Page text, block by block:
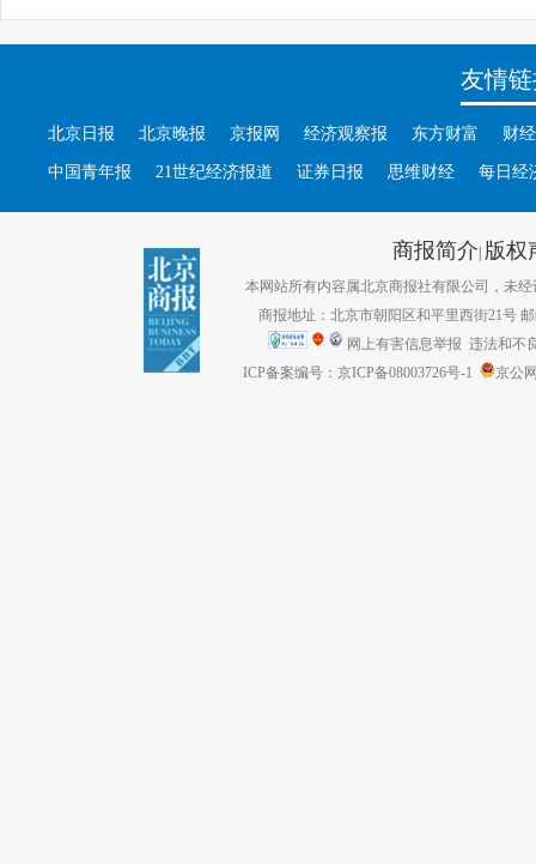
友情
北京日报 北京晚报 京报网 经济观察报 东方财富 财
中国青年报 21世纪经济报道 证券日报 思维财经 每日经
商报简介| 版权
本网站所有内容属北京商报社有限公司，未经
商报地址：北京市朝阳区和平里西街21号
网上有害信息举报 违法和不
ICP备案编号：京ICP备08003726号-1
京公